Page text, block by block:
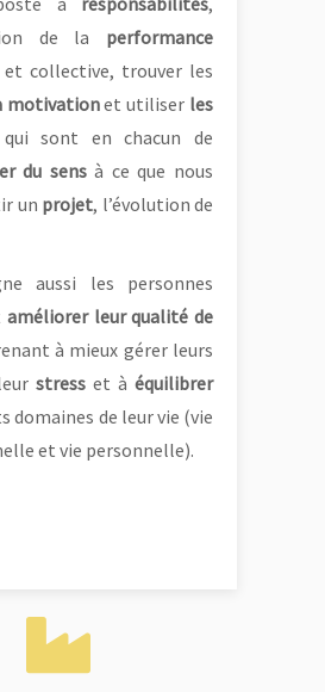
de la performance
et collective, trouver les
motivationet utiliser les
qui sont en chacun de
du sensà ce que nous
un projet, l’évolution de
aussi les personnes
améliorer leur qualité de
à mieux gérer leurs
stress et à équilibrer
domaines de leur vie (vie
et vie personnelle).